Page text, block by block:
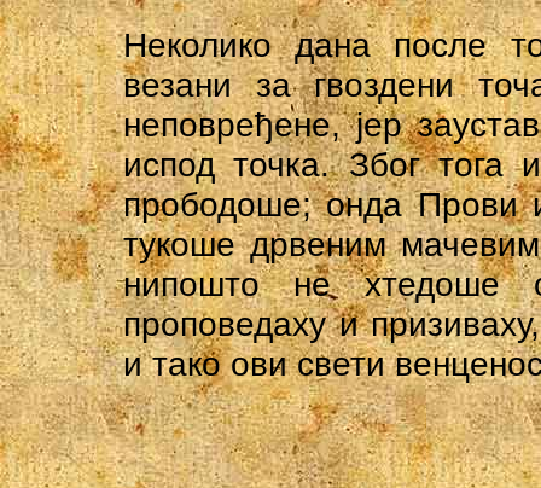
Неколико дана после
везани за гвоздени
неповређене, јер
испод точка. Због
прободоше; онда Прови
тукоше дрвеним
нипошто не хтедоше
проповедаху и
и тако ови свети